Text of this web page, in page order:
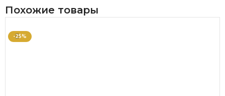
Похожие товары
-25%